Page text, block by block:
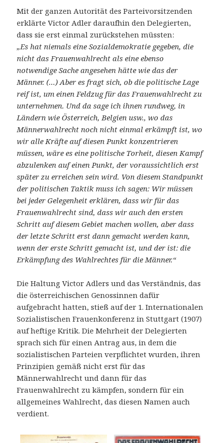
Mit der ganzen Autorität des Parteivorsitzenden
erklärte Victor Adler daraufhin den Delegierten,
dass sie erst einmal zurückstehen müssten:
„Es hat niemals eine Sozialdemokratie gegeben, die
nicht das Frauenwahlrecht als eine ebenso
notwendige Sache angesehen hätte wie das der
Männer. (…) Aber es fragt sich, ob die politische Lage
reif ist, um einen Feldzug für das Frauenwahlrecht zu
unternehmen. Und da sage ich ihnen rundweg, in
Ländern wie Österreich, Belgien usw., wo das
Männerwahlrecht noch nicht einmal erkämpft ist, wo
wir alle Kräfte auf diesen Punkt konzentrieren
müssen, wäre es eine politische Torheit, diesen Kampf
abzulenken auf einen Punkt, der voraussichtlich erst
später zu erreichen sein wird. Von diesem Standpunkt
der politischen Taktik muss ich sagen: Wir müssen
bei jeder Gelegenheit erklären, dass wir für das
Frauenwahlrecht sind, dass wir auch den ersten
Schritt auf diesem Gebiet machen wollen, aber dass
der letzte Schritt erst dann gemacht werden kann,
wenn der erste Schritt gemacht ist, und der ist: die
Erkämpfung des Wahlrechtes für die Männer.“
Die Haltung Victor Adlers und das Verständnis, das
die österreichischen Genossinnen dafür
aufgebracht hatten, stieß auf der 1. Internationalen
Sozialistischen Frauenkonferenz in Stuttgart (1907)
auf heftige Kritik. Die Mehrheit der Delegierten
sprach sich für einen Antrag aus, in dem die
sozialistischen Parteien verpflichtet wurden, ihren
Prinzipien gemäß nicht erst für das
Männerwahlrecht und dann für das
Frauenwahlrecht zu kämpfen, sondern für ein
allgemeines Wahlrecht, das diesen Namen auch
verdient.